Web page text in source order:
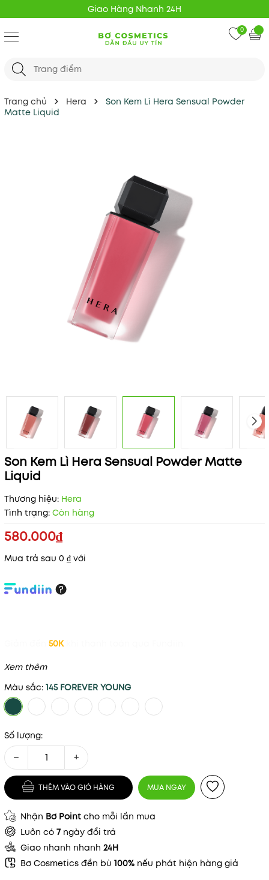
Giao Hàng Nhanh 24H
0
Trang chủ Hera
Son Kem Lì Hera Sensual Powder
Matte Liquid
Son Kem Lì Hera Sensual Powder Matte
Liquid
Thương hiệu: Hera
Tình trạng: Còn hàng
580.000₫
Mua trả sau 0 ₫ với
50K
Xem thêm
Màu sắc: 145 FOREVER YOUNG
Số lượng:
− +
THÊM VÀO GIỎ HÀNG MUA NGAY
Nhận Bơ Point cho mỗi lần mua
Luôn có 7 ngày đổi trả
Giao nhanh nhanh 24H
Bơ Cosmetics đền bù 100% nếu phát hiện hàng giả